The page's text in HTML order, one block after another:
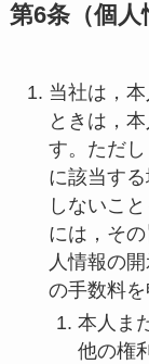
第6条（個人
当社は，
ときは，
す。ただ
に該当す
しないこ
には，そ
人情報の
の手数料を
本人ま
他の権